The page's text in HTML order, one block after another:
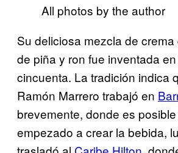
All photos by the author
Su deliciosa mezcla de
de piña y ron fue inventada
cincuenta. La tradición indica
Ramón Marrero trabajó en
brevemente, donde es
empezado a crear la bebida,